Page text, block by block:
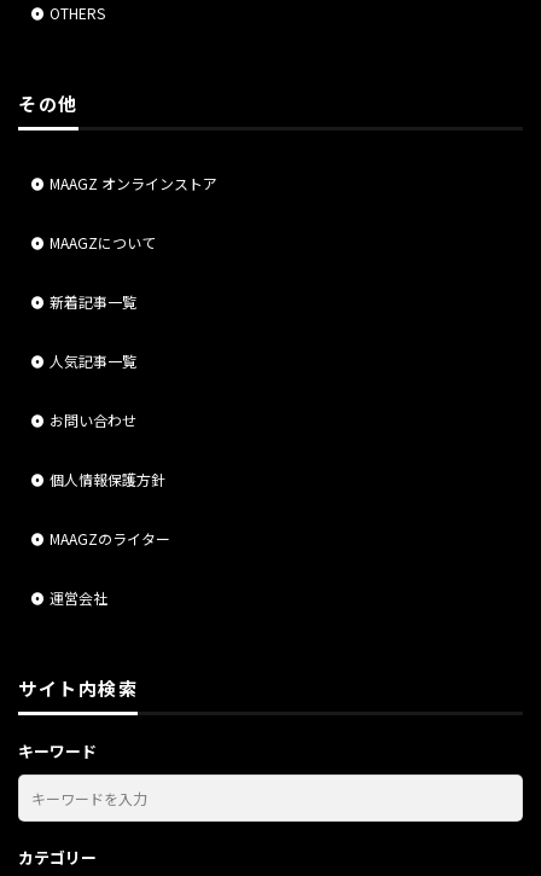
OTHERS
その他
MAAGZ オンラインストア
MAAGZについて
新着記事一覧
人気記事一覧
お問い合わせ
個人情報保護方針
MAAGZのライター
運営会社
サイト内検索
キーワード
カテゴリー